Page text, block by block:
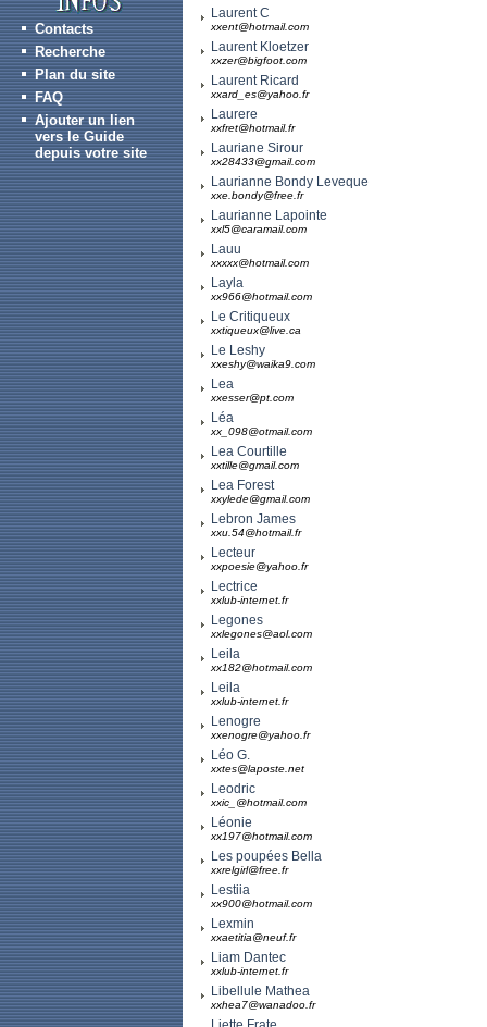
Contacts
Recherche
Plan du site
FAQ
Ajouter un lien
vers le Guide
depuis votre site
Laurent C
xxent@hotmail.com
Laurent Kloetzer
xxzer@bigfoot.com
Laurent Ricard
xxard_es@yahoo.fr
Laurere
xxfret@hotmail.fr
Lauriane Sirour
xx28433@gmail.com
Laurianne Bondy Leveque
xxe.bondy@free.fr
Laurianne Lapointe
xxl5@caramail.com
Lauu
xxxxx@hotmail.com
Layla
xx966@hotmail.com
Le Critiqueux
xxtiqueux@live.ca
Le Leshy
xxeshy@waika9.com
Lea
xxesser@pt.com
Léa
xx_098@otmail.com
Lea Courtille
xxtille@gmail.com
Lea Forest
xxylede@gmail.com
Lebron James
xxu.54@hotmail.fr
Lecteur
xxpoesie@yahoo.fr
Lectrice
xxlub-internet.fr
Legones
xxlegones@aol.com
Leila
xx182@hotmail.com
Leila
xxlub-internet.fr
Lenogre
xxenogre@yahoo.fr
Léo G.
xxtes@laposte.net
Leodric
xxic_@hotmail.com
Léonie
xx197@hotmail.com
Les poupées Bella
xxrelgirl@free.fr
Lestiia
xx900@hotmail.com
Lexmin
xxaetitia@neuf.fr
Liam Dantec
xxlub-internet.fr
Libellule Mathea
xxhea7@wanadoo.fr